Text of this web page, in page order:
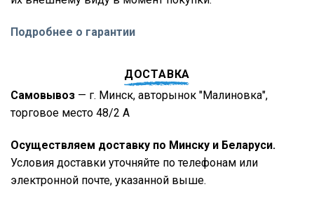
Подробнее о гарантии
ДОСТАВКА
Самовывоз — г. Минск, авторынок "Малиновка",
торговое место 48/2 А
Осуществляем доставку по Минску и Беларуси.
Условия доставки уточняйте по телефонам или
электронной почте, указанной выше.